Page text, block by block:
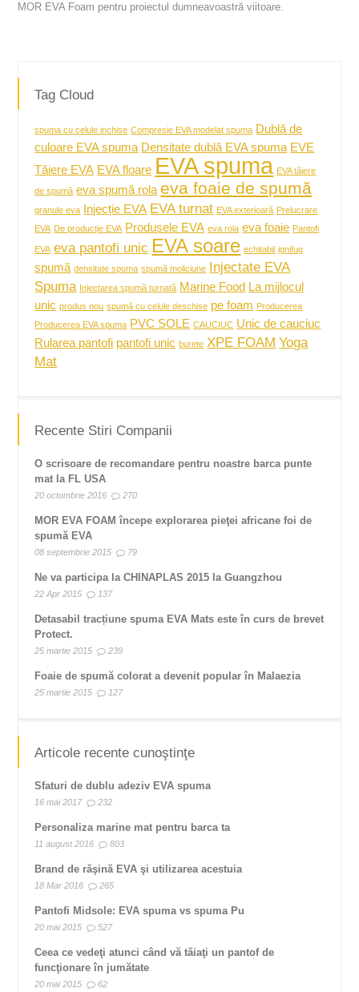
MOR EVA Foam pentru proiectul dumneavoastră viitoare.
Tag Cloud
spuma cu celule inchise Compresie EVA modelat spuma Dublă de
culoare EVA spuma Densitate dublă EVA spuma EVE
Tăiere EVA EVA floare EVA spuma EVA tăiere
de spumă eva spumă rola eva foaie de spumă
granule eva Injecție EVA EVA turnat EVA exterioară Prelucrare
EVA De producție EVA Produsele EVA eva rola eva foaie Pantofi
EVA eva pantofi unic EVA soare echitabil ignifug
spumă densitate spuma spumă moliciune Injectate EVA
Spuma Injectarea spumă turnată Marine Food La mijlocul
unic produs nou spumă cu celule deschise pe foam Producerea
Producerea EVA spuma PVC SOLE CAUCIUC Unic de cauciuc
Rularea pantofi pantofi unic burete XPE FOAM Yoga
Mat
Recente Stiri Companii
O scrisoare de recomandare pentru noastre barca punte
mat la FL USA
20 octombrie 2016 270
MOR EVA FOAM începe explorarea pieţei africane foi de
spumă EVA
08 septembrie 2015 79
Ne va participa la CHINAPLAS 2015 la Guangzhou
22 Apr 2015 137
Detasabil tracțiune spuma EVA Mats este în curs de brevet
Protect.
25 martie 2015 239
Foaie de spumă colorat a devenit popular în Malaezia
25 martie 2015 127
Articole recente cunoştinţe
Sfaturi de dublu adeziv EVA spuma
16 mai 2017 232
Personaliza marine mat pentru barca ta
11 august 2016 803
Brand de răşină EVA şi utilizarea acestuia
18 Mar 2016 265
Pantofi Midsole: EVA spuma vs spuma Pu
20 mai 2015 527
Ceea ce vedeţi atunci când vă tăiaţi un pantof de
funcţionare în jumătate
20 mai 2015 62